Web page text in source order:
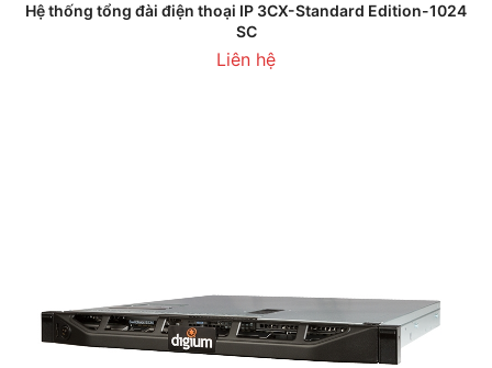
Hệ thống tổng đài điện thoại IP 3CX-Standard Edition-1024
SC
Liên hệ